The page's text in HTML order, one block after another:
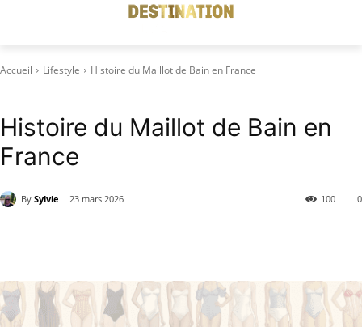
Accueil Lifestyle Histoire du Maillot de Bain en France
Histoire du Maillot de Bain en
France
By Sylvie 23 mars 2026 0
100